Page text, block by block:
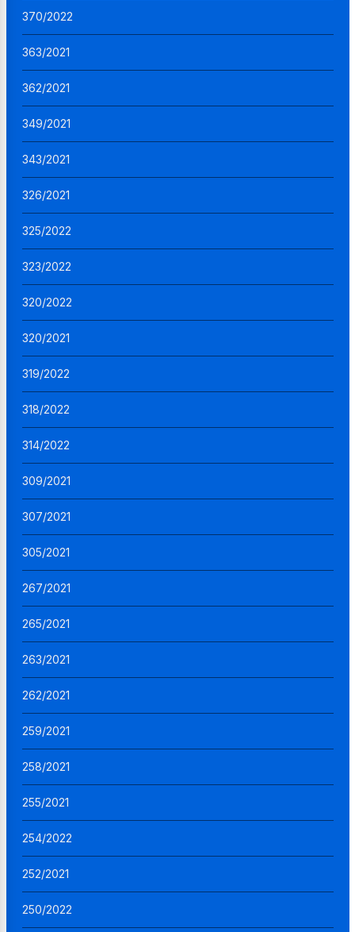
370/2022
363/2021
362/2021
349/2021
343/2021
326/2021
325/2022
323/2022
320/2022
320/2021
319/2022
318/2022
314/2022
309/2021
307/2021
305/2021
267/2021
265/2021
263/2021
262/2021
259/2021
258/2021
255/2021
254/2022
252/2021
250/2022